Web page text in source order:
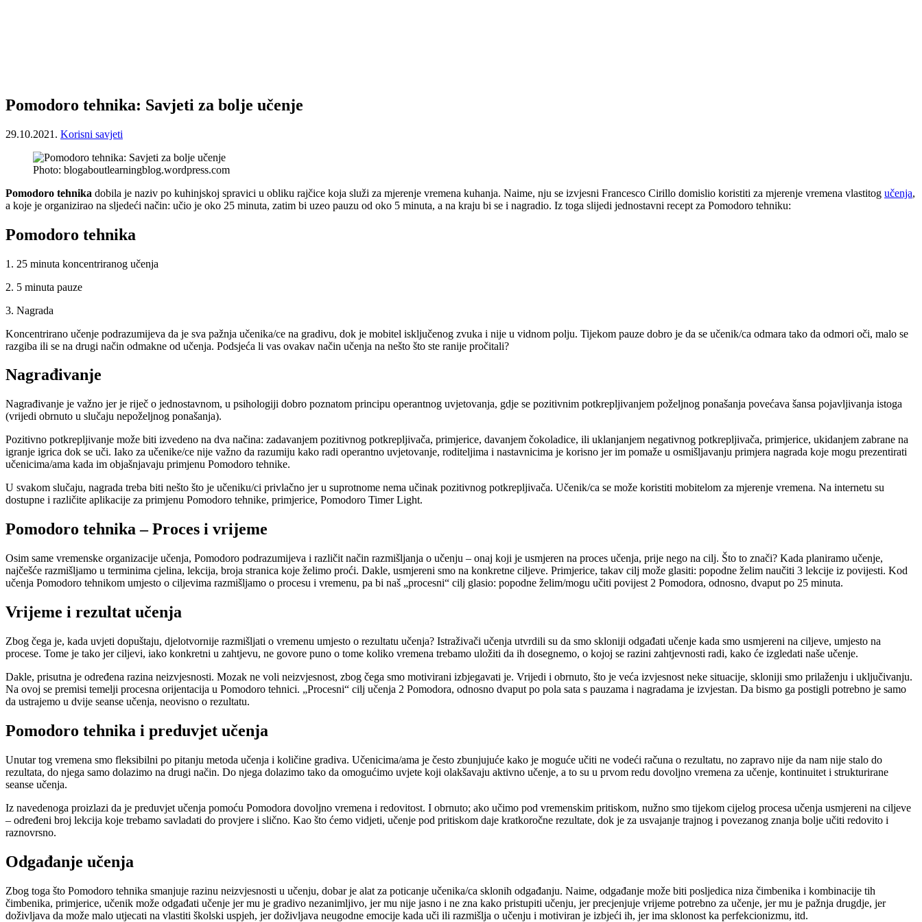
Pomodoro tehnika: Savjeti za bolje učenje
29.10.2021. Korisni savjeti
Photo: blogaboutlearningblog.wordpress.com
Pomodoro tehnika dobila je naziv po kuhinjskoj spravici u obliku rajčice koja služi za mjerenje vremena kuhanja. Naime, nju se izvjesni Francesco Cirillo domislio koristiti za mjerenje vremena vlastitog učenja,
a koje je organizirao na sljedeći način: učio je oko 25 minuta, zatim bi uzeo pauzu od oko 5 minuta, a na kraju bi se i nagradio. Iz toga slijedi jednostavni recept za Pomodoro tehniku:
Pomodoro tehnika
1. 25 minuta koncentriranog učenja
2. 5 minuta pauze
3. Nagrada
Koncentrirano učenje podrazumijeva da je sva pažnja učenika/ce na gradivu, dok je mobitel isključenog zvuka i nije u vidnom polju. Tijekom pauze dobro je da se učenik/ca odmara tako da odmori oči, malo se
razgiba ili se na drugi način odmakne od učenja. Podsjeća li vas ovakav način učenja na nešto što ste ranije pročitali?
Nagrađivanje
Nagrađivanje je važno jer je riječ o jednostavnom, u psihologiji dobro poznatom principu operantnog uvjetovanja, gdje se pozitivnim potkrepljivanjem poželjnog ponašanja povećava šansa pojavljivanja istoga
(vrijedi obrnuto u slučaju nepoželjnog ponašanja).
Pozitivno potkrepljivanje može biti izvedeno na dva načina: zadavanjem pozitivnog potkrepljivača, primjerice, davanjem čokoladice, ili uklanjanjem negativnog potkrepljivača, primjerice, ukidanjem zabrane na
igranje igrica dok se uči. Iako za učenike/ce nije važno da razumiju kako radi operantno uvjetovanje, roditeljima i nastavnicima je korisno jer im pomaže u osmišljavanju primjera nagrada koje mogu prezentirati
učenicima/ama kada im objašnjavaju primjenu Pomodoro tehnike.
U svakom slučaju, nagrada treba biti nešto što je učeniku/ci privlačno jer u suprotnome nema učinak pozitivnog potkrepljivača. Učenik/ca se može koristiti mobitelom za mjerenje vremena. Na internetu su
dostupne i različite aplikacije za primjenu Pomodoro tehnike, primjerice, Pomodoro Timer Light.
Pomodoro tehnika – Proces i vrijeme
Osim same vremenske organizacije učenja, Pomodoro podrazumijeva i različit način razmišljanja o učenju – onaj koji je usmjeren na proces učenja, prije nego na cilj. Što to znači? Kada planiramo učenje,
najčešće razmišljamo u terminima cjelina, lekcija, broja stranica koje želimo proći. Dakle, usmjereni smo na konkretne ciljeve. Primjerice, takav cilj može glasiti: popodne želim naučiti 3 lekcije iz povijesti. Kod
učenja Pomodoro tehnikom umjesto o ciljevima razmišljamo o procesu i vremenu, pa bi naš „procesni“ cilj glasio: popodne želim/mogu učiti povijest 2 Pomodora, odnosno, dvaput po 25 minuta.
Vrijeme i rezultat učenja
Zbog čega je, kada uvjeti dopuštaju, djelotvornije razmišljati o vremenu umjesto o rezultatu učenja? Istraživači učenja utvrdili su da smo skloniji odgađati učenje kada smo usmjereni na ciljeve, umjesto na
procese. Tome je tako jer ciljevi, iako konkretni u zahtjevu, ne govore puno o tome koliko vremena trebamo uložiti da ih dosegnemo, o kojoj se razini zahtjevnosti radi, kako će izgledati naše učenje.
Dakle, prisutna je određena razina neizvjesnosti. Mozak ne voli neizvjesnost, zbog čega smo motivirani izbjegavati je. Vrijedi i obrnuto, što je veća izvjesnost neke situacije, skloniji smo prilaženju i uključivanju.
Na ovoj se premisi temelji procesna orijentacija u Pomodoro tehnici. „Procesni“ cilj učenja 2 Pomodora, odnosno dvaput po pola sata s pauzama i nagradama je izvjestan. Da bismo ga postigli potrebno je samo
da ustrajemo u dvije seanse učenja, neovisno o rezultatu.
Pomodoro tehnika i preduvjet učenja
Unutar tog vremena smo fleksibilni po pitanju metoda učenja i količine gradiva. Učenicima/ama je često zbunjujuće kako je moguće učiti ne vodeći računa o rezultatu, no zapravo nije da nam nije stalo do
rezultata, do njega samo dolazimo na drugi način. Do njega dolazimo tako da omogućimo uvjete koji olakšavaju aktivno učenje, a to su u prvom redu dovoljno vremena za učenje, kontinuitet i strukturirane
seanse učenja.
Iz navedenoga proizlazi da je preduvjet učenja pomoću Pomodora dovoljno vremena i redovitost. I obrnuto; ako učimo pod vremenskim pritiskom, nužno smo tijekom cijelog procesa učenja usmjereni na ciljeve
– određeni broj lekcija koje trebamo savladati do provjere i slično. Kao što ćemo vidjeti, učenje pod pritiskom daje kratkoročne rezultate, dok je za usvajanje trajnog i povezanog znanja bolje učiti redovito i
raznovrsno.
Odgađanje učenja
Zbog toga što Pomodoro tehnika smanjuje razinu neizvjesnosti u učenju, dobar je alat za poticanje učenika/ca sklonih odgađanju. Naime, odgađanje može biti posljedica niza čimbenika i kombinacije tih
čimbenika, primjerice, učenik može odgađati učenje jer mu je gradivo nezanimljivo, jer mu nije jasno i ne zna kako pristupiti učenju, jer precjenjuje vrijeme potrebno za učenje, jer mu je pažnja drugdje, jer
doživljava da može malo utjecati na vlastiti školski uspjeh, jer doživljava neugodne emocije kada uči ili razmišlja o učenju i motiviran je izbjeći ih, jer ima sklonost ka perfekcionizmu, itd.